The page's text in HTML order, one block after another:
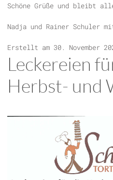
Schöne Grüße und bleibt
Nadja und Rainer Schuler
Erstellt am 30. November
Leckereien
Herbst- und